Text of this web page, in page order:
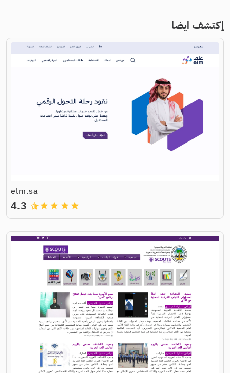
إكتشف ايضا
elm.sa
grade
grade
grade
grade
4.3